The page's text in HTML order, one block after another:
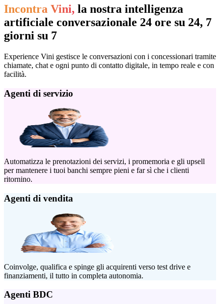
Incontra Vini, la nostra intelligenza
artificiale conversazionale 24 ore su 24, 7
giorni su 7
Experience Vini gestisce le conversazioni con i concessionari tramite
chiamate, chat e ogni punto di contatto digitale, in tempo reale e con
facilità.
Agenti di servizio
Automatizza le prenotazioni dei servizi, i promemoria e gli upsell
per mantenere i tuoi banchi sempre pieni e far sì che i clienti
ritornino.
Agenti di vendita
Coinvolge, qualifica e spinge gli acquirenti verso test drive e
finanziamenti, il tutto in completa autonomia.
Agenti BDC